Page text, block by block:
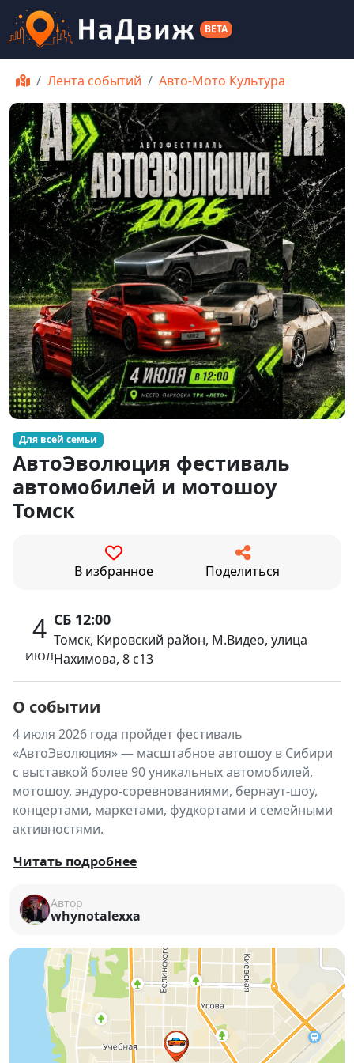
BETA
Лента событий Авто-Мото Культура
Для всей семьи
АвтоЭволюция фестиваль
автомобилей и мотошоу
Томск
В избранное Поделиться
4
ИЮЛ
СБ 12:00
Томск, Кировский район, М.Видео, улица
Нахимова, 8 с13
О событии
4 июля 2026 года пройдет фестиваль
«АвтоЭволюция» — масштабное автошоу в Сибири
с выставкой более 90 уникальных автомобилей,
мотошоу, эндуро-соревнованиями, бернаут-шоу,
концертами, маркетами, фудкортами и семейными
активностями.
🚗🔥АвтоЭволюция 2026 — территория
культуры!🏁
4 июля 2026 года состоится большой
фестиваль автомобилей «АвтоЭволюция»—
масштабное событие для всех, кто любит машины,
технологии, тюнинг и яркие эмоции.
Гостей ждёт настоящая автомобильная вселенная:
выставка уникальных автомобилей, зрелищные
шоу, спортивные соревнования, музыка,
Читать подробнее
Автор
whynotalexxa